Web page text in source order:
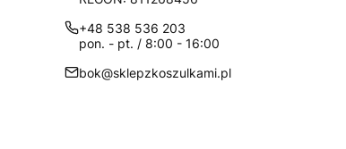
+48 538 536 203
pon. - pt. / 8:00 - 16:00
bok@sklepzkoszulkami.pl